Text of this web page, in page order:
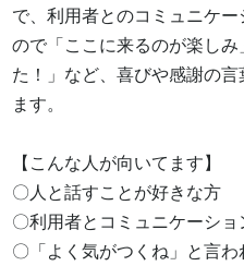
で、利用者とのコミュニケ
ので「ここに来るのが楽し
た！」など、喜びや感謝の
ます。
【こんな人が向いてます】
〇人と話すことが好きな方
〇利用者とコミュニケーシ
〇「よく気がつくね」と言わ